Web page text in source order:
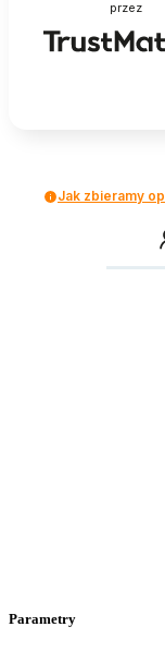
przez
Jak zbieramy
Parametry